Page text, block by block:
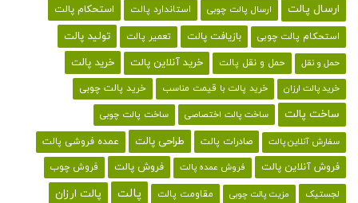
ارسال پالت ارسال پالت چوبی استاندارد پالت استحکام پالت
استحکام پالت چوبی بازیافت پالت تعمیر پالت تولید پالت
حمل و نقل حمل و نقل پالت خرید آنلاین پالت خرید پالت
خرید پالت ارزان خرید پالت با قیمت مناسب خرید پالت چوبی
ساخت پالت ساخت پالت اختصاصی ساخت پالت چوبی
سفارش آنلاین پالت صادرات پالت طراحی پالت عمده فروشی پالت
فروش آنلاین پالت فروش عمده پالت فروش پالت فروش چوب
لجستیک مزیت پالت چوبی مقاومت پالت پالت پالت ارزان